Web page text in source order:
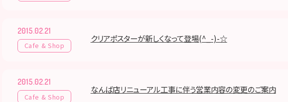
2015.02.21
Cafe & Shop
クリアポスターが新しくなって登場(^_-)-☆
2015.02.21
Cafe & Shop
なんば店リニューアル工事に伴う営業内容の変更のご案内